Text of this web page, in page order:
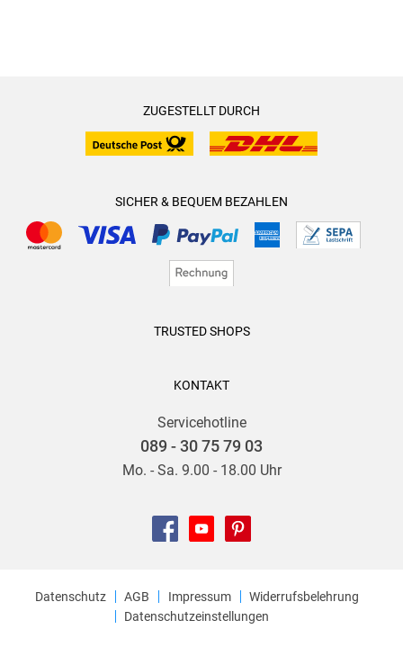
ZUGESTELLT DURCH
SICHER & BEQUEM BEZAHLEN
TRUSTED SHOPS
KONTAKT
Servicehotline
089 - 30 75 79 03
Mo. - Sa. 9.00 - 18.00 Uhr
Datenschutz AGB Impressum
Widerrufsbelehrung
Datenschutzeinstellungen